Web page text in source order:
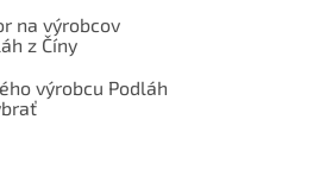
na výrobcov
z Číny
výrobcu Podláh